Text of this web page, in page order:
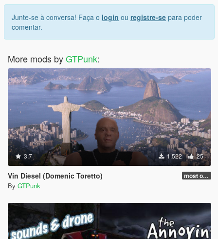
Junte-se à conversa! Faça o login ou registre-se para poder
comentar.
More mods byGTPunk:
3.7 1.522 25
Vin Diesel (Domenic Toretto) most of bugs fixed (but not really) (to be honest)
By GTPunk